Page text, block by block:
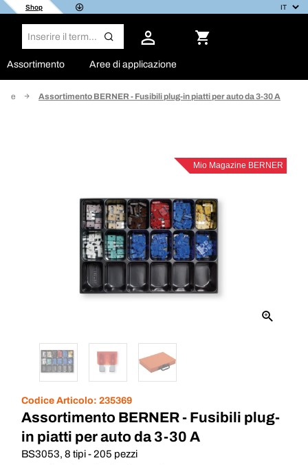
Shop
Assortimento Aree di applicazione
Assortimento BERNER - Fusibili plug-in piatti per auto da 3-30 A
Mio Magazine BERNER
Codice Articolo: 235369
Assortimento BERNER - Fusibili plug-
in piatti per auto da 3-30 A
BS3053, 8 tipi - 205 pezzi